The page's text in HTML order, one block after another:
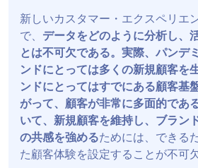
新しいカスタマー・エクスペリエ
で、 データをどのように分析し、
とは不可欠である。実際、パンデ
ンドにとっては多くの新規顧客を
ンドにとってはすでにある顧客基
がって、顧客が非常に多面的であ
いて、新規顧客を維持し、ブラン
の共感を強めるためには、できる
た顧客体験を設定することが不可